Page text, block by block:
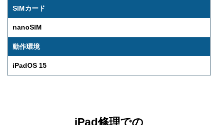
SIMカード
nanoSIM
動作環境
iPadOS 15
iPad修理での